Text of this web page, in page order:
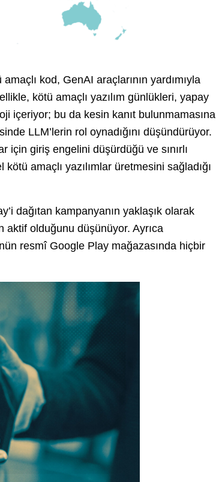
kod, GenAI araçlarının yardımıyla
kötü amaçlı yazılım günlükleri, yapay
içeriyor; bu da kesin kanıt bulunmamasına
LLM’lerin rol oynadığını düşündürüyor.
için giriş engelini düşürdüğü ve sınırlı
amaçlı yazılımlar üretmesini sağladığı
dağıtan kampanyanın yaklaşık olarak
aktif olduğunu düşünüyor. Ayrıca
resmî Google Play mağazasında hiçbir